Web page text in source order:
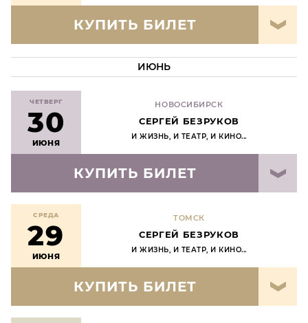
КУПИТЬ БИЛЕТ
ИЮНЬ
ЧЕТВЕРГ
30
ИЮНЯ
НОВОСИБИРСК
СЕРГЕЙ БЕЗРУКОВ
И ЖИЗНЬ, И ТЕАТР, И КИНО...
КУПИТЬ БИЛЕТ
СРЕДА
29
ИЮНЯ
ТОМСК
СЕРГЕЙ БЕЗРУКОВ
И ЖИЗНЬ, И ТЕАТР, И КИНО...
КУПИТЬ БИЛЕТ